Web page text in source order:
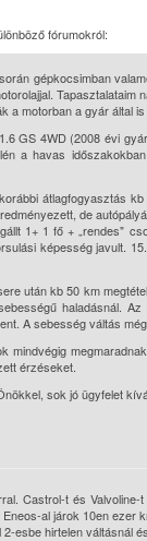
fórumokról:
gépkocsimban
a motorban a gyár által
GS 4WD (2008 évi
a havas
átlagfogyasztás
de
1+ 1 fő + „rendes"
képesség javult.
után kb 50 km
haladásnál.
A sebesség váltás
mindvégig
érzéseket.
sok jó ügyfelet
Castrol-t és
al járok 10en ezer
esbe hirtelen váltásnál